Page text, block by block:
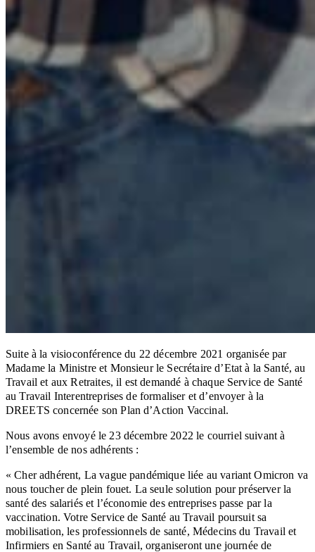
Suite à la visioconférence du 22 décembre 2021 organisée par
Madame la Ministre et Monsieur le Secrétaire d’Etat à la Santé, au
Travail et aux Retraites, il est demandé à chaque Service de Santé
au Travail Interentreprises de formaliser et d’envoyer à la
DREETS concernée son Plan d’Action Vaccinal.
Nous avons envoyé le 23 décembre 2022 le courriel suivant à
l’ensemble de nos adhérents :
« Cher adhérent, La vague pandémique liée au variant Omicron va
nous toucher de plein fouet. La seule solution pour préserver la
santé des salariés et l’économie des entreprises passe par la
vaccination. Votre Service de Santé au Travail poursuit sa
mobilisation, les professionnels de santé, Médecins du Travail et
Infirmiers en Santé au Travail, organiseront une journée de